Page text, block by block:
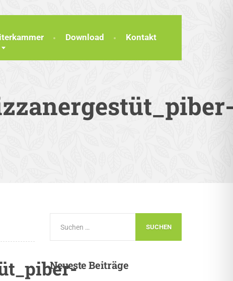
Download Kontakt
NeuesteBeiträge